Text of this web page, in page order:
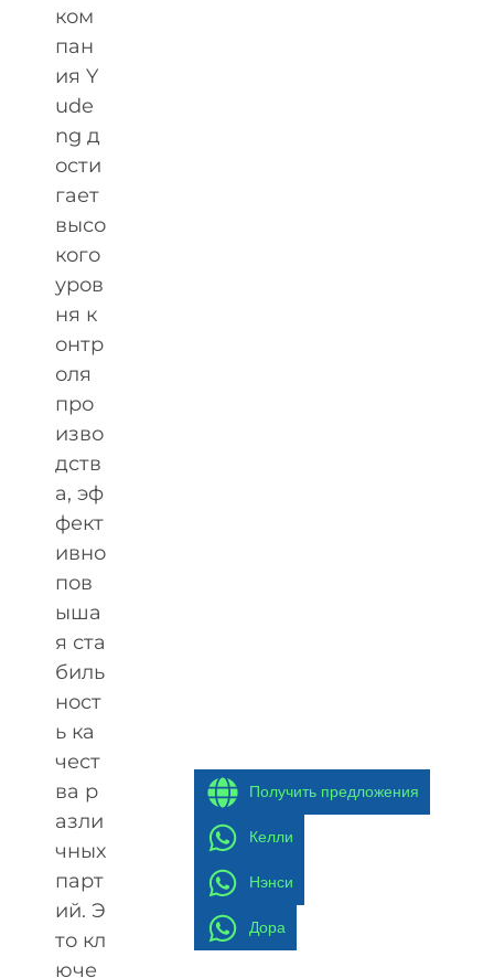
ком
пан
ия Y
ude
ng д
ости
гает
высо
кого
уров
ня к
онтр
оля
про
изво
дств
а, эф
фект
ивно
пов
ыша
я ста
биль
ност
ь ка
чест
ва р
азли
чных
парт
ий. Э
то кл
юче
Получить предложения
Келли
Нэнси
Дора